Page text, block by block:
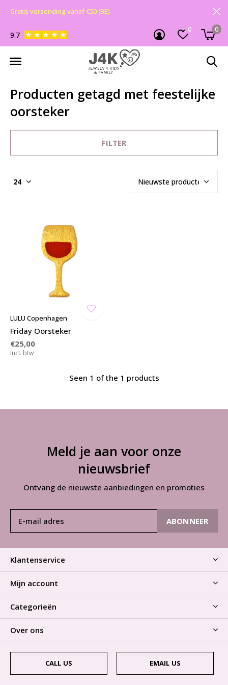
0 0
9.7
Gratis verzending vanaf €50 (BE)
Producten getagd met feestelijke
oorsteker
FILTER
LULU Copenhagen
Friday Oorsteker
€25,00
Incl. btw
Seen 1 of the 1 products
Meld je aan voor onze
nieuwsbrief
Ontvang de nieuwste aanbiedingen en promoties
ABONNEER
Klantenservice
Mijn account
Categorieën
Over ons
CALL US EMAIL US